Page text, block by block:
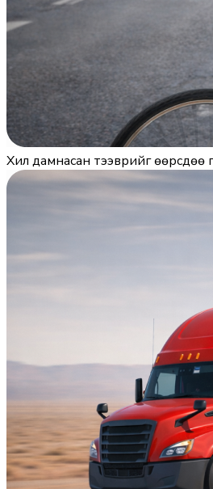
Хил дамнасан тээврийг өөрсдөө